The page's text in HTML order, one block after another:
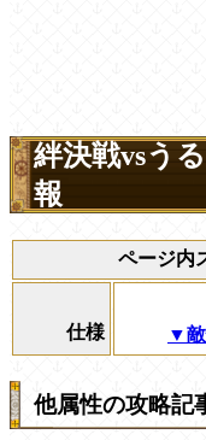
絆決戦vsう
報
ページ内
仕様 ▼
他属性の攻略記